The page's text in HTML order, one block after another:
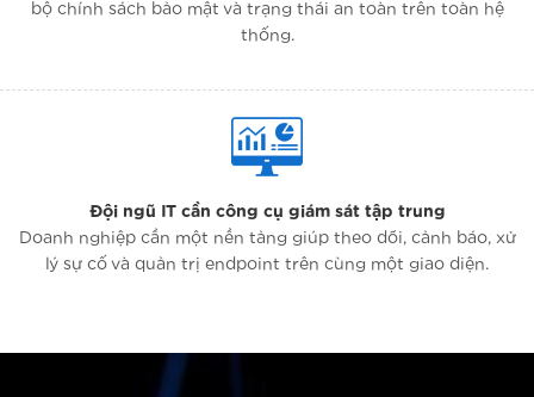
bộ chính sách bảo mật và trạng thái an toàn trên toàn hệ
thống.
Đội ngũ IT cần công cụ giám sát tập trung
Doanh nghiệp cần một nền tảng giúp theo dõi, cảnh báo, xử
lý sự cố và quản trị endpoint trên cùng một giao diện.